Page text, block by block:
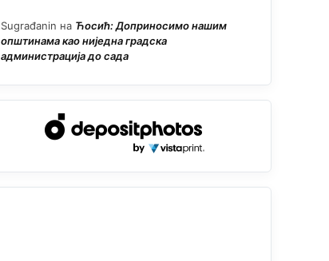
Sugrađanin на Ћосић: Доприносимо нашим
општинама као ниједна градска
администрација до сада